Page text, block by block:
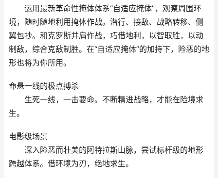
运用最新革命性掩体体系“自适应掩体”，观察周围环
境，随时随地利用掩体作战。潜行、接敌、战略转移、侧
翼包抄。和克罗斯并肩作战，巧借地利，以智取胜，以动
制敌，综合克敌制胜。在“自适应掩体”的加持下，险恶的地
形也将为你所用。
命悬一线的极点搏杀
生死一线，一击要命。不断精进战略，才能在险境求
生。
电影级场景
深入险恶而壮美的阿特拉斯山脉，尝试标杆级的地形
跨越体系。借环境为刃，绝地求生。